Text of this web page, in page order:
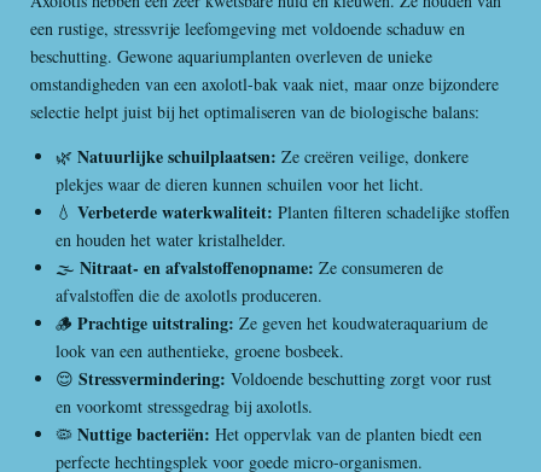
een rustige, stressvrije leefomgeving met voldoende schaduw en
beschutting. Gewone aquariumplanten overleven de unieke
omstandigheden van een axolotl-bak vaak niet, maar onze bijzondere
selectie helpt juist bij het optimaliseren van de biologische balans:
🌿 Natuurlijke schuilplaatsen: Ze creëren veilige, donkere
plekjes waar de dieren kunnen schuilen voor het licht.
💧 Verbeterde waterkwaliteit: Planten filteren schadelijke stoffen
en houden het water kristalhelder.
🌫️ Nitraat- en afvalstoffenopname: Ze consumeren de
afvalstoffen die de axolotls produceren.
🪵 Prachtige uitstraling: Ze geven het koudwateraquarium de
look van een authentieke, groene bosbeek.
😌 Stressvermindering: Voldoende beschutting zorgt voor rust
en voorkomt stressgedrag bij axolotls.
🦠 Nuttige bacteriën: Het oppervlak van de planten biedt een
perfecte hechtingsplek voor goede micro-organismen.